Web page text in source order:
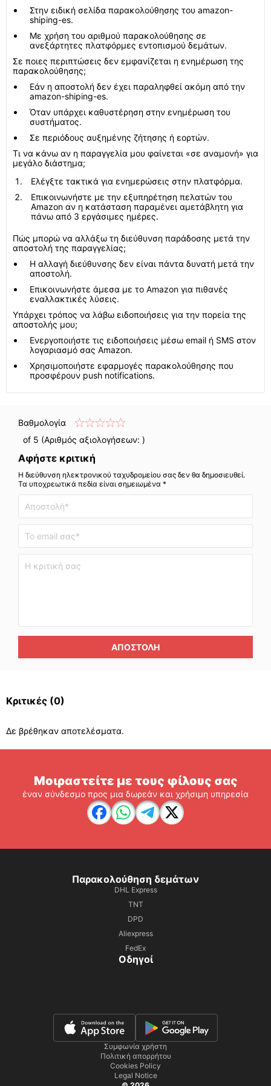
Στην ειδική σελίδα παρακολούθησης του amazon-
shiping-es.
Με χρήση του αριθμού παρακολούθησης σε
ανεξάρτητες πλατφόρμες εντοπισμού δεμάτων.
Σε ποιες περιπτώσεις δεν εμφανίζεται η ενημέρωση της
παρακολούθησης;
Εάν η αποστολή δεν έχει παραληφθεί ακόμη από την
amazon-shiping-es.
Όταν υπάρχει καθυστέρηση στην ενημέρωση του
συστήματος.
Σε περιόδους αυξημένης ζήτησης ή εορτών.
Τι να κάνω αν η παραγγελία μου φαίνεται «σε αναμονή» για
μεγάλο διάστημα;
Ελέγξτε τακτικά για ενημερώσεις στην πλατφόρμα.
Επικοινωνήστε με την εξυπηρέτηση πελατών του
Amazon αν η κατάσταση παραμένει αμετάβλητη για
πάνω από 3 εργάσιμες ημέρες.
Πώς μπορώ να αλλάξω τη διεύθυνση παράδοσης μετά την
αποστολή της παραγγελίας;
Η αλλαγή διεύθυνσης δεν είναι πάντα δυνατή μετά την
αποστολή.
Επικοινωνήστε άμεσα με το Amazon για πιθανές
εναλλακτικές λύσεις.
Υπάρχει τρόπος να λάβω ειδοποιήσεις για την πορεία της
αποστολής μου;
Ενεργοποιήστε τις ειδοποιήσεις μέσω email ή SMS στον
λογαριασμό σας Amazon.
Χρησιμοποιήστε εφαρμογές παρακολούθησης που
προσφέρουν push notifications.
Βαθμολογία
of 5 (Αριθμός αξιολογήσεων: )
Αφήστε κριτική
Η διεύθυνση ηλεκτρονικού ταχυδρομείου σας δεν θα δημοσιευθεί.
Τα υποχρεωτικά πεδία είναι σημειωμένα *
ΑΠΟΣΤΟΛΉ
Κριτικές (0)
Δε βρέθηκαν αποτελέσματα.
Μοιραστείτε με τους φίλους σας
έναν σύνδεσμο προς μια δωρεάν και χρήσιμη υπηρεσία
Παρακολούθηση δεμάτων
DHL Express
TNT
DPD
Aliexpress
FedEx
Οδηγοί
Συμφωνία χρήστη
Πολιτική απορρήτου
Cookies Policy
Legal Notice